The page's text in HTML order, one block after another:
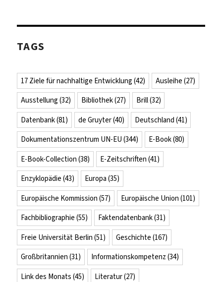
TAGS
17 Ziele für nachhaltige Entwicklung (42) Ausleihe (27)
Ausstellung (32) Bibliothek(27) Brill(32)
Datenbank(81) de Gruyter(40) Deutschland (41)
Dokumentationszentrum UN-EU (344) E-Book(80)
E-Book-Collection (38) E-Zeitschriften (41)
Enzyklopädie (43) Europa (35)
Europäische Kommission (57) Europäische Union (101)
Fachbibliographie (55) Faktendatenbank(31)
Freie Universität Berlin (51) Geschichte (167)
Großbritannien (31) Informationskompetenz (34)
Link des Monats (45) Literatur(27)